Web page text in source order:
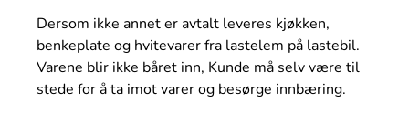
Dersom ikke annet er avtalt leveres kjøkken,
benkeplate og hvitevarer fra lastelem på lastebil.
Varene blir ikke båret inn, Kunde må selv være til
stede for å ta imot varer og besørge innbæring.